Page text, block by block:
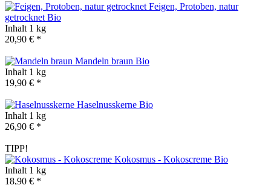
Feigen, Protoben, natur
getrocknet Bio
Inhalt 1 kg
20,90 € *
Mandeln braun Bio
Inhalt 1 kg
19,90 € *
Haselnusskerne Bio
Inhalt 1 kg
26,90 € *
TIPP!
Kokosmus - Kokoscreme Bio
Inhalt 1 kg
18,90 € *